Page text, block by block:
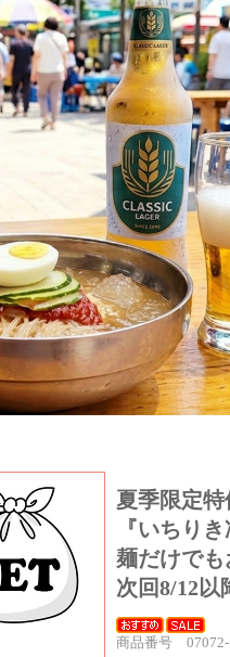
夏季限定
『いちり
麺だけでも
次回8/12以
商品番号 07072-